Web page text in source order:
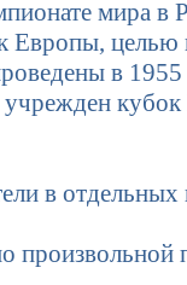
мира в
целью
в
в
произвольной